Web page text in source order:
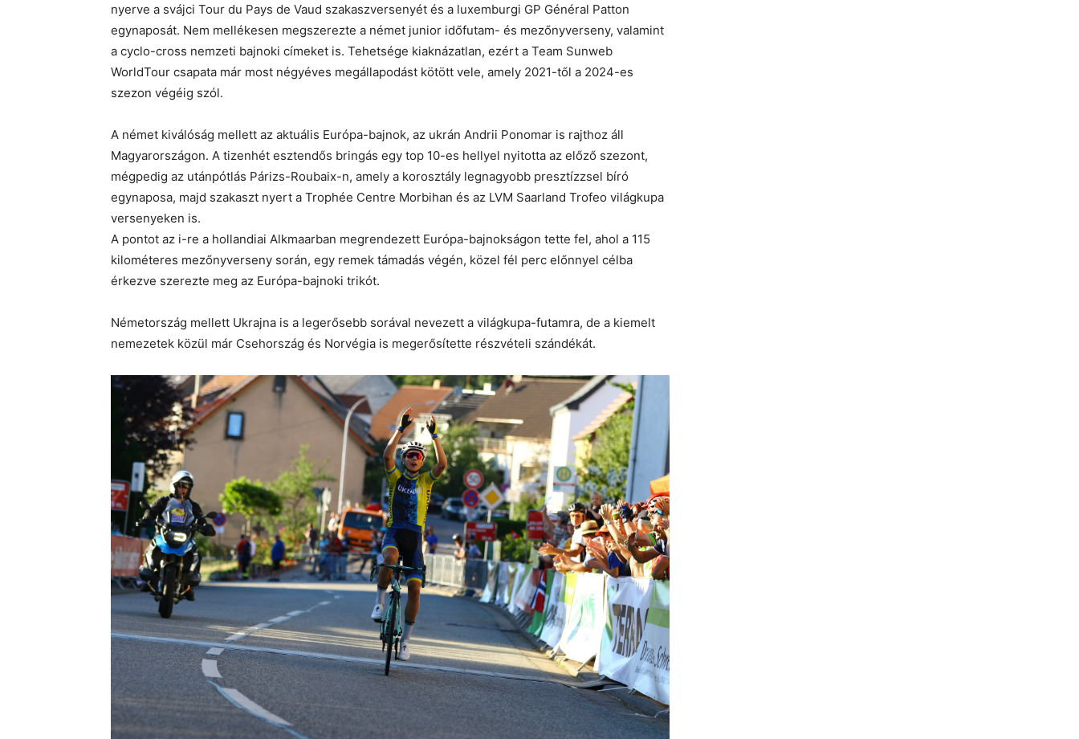
nyerve a svájci Tour du Pays de Vaud szakaszversenyét és a luxemburgi GP Général Patton
egynaposát. Nem mellékesen megszerezte a német junior időfutam- és mezőnyverseny, valamint
a cyclo-cross nemzeti bajnoki címeket is. Tehetsége kiaknázatlan, ezért a Team Sunweb
WorldTour csapata már most négyéves megállapodást kötött vele, amely 2021-től a 2024-es
szezon végéig szól.
A német kiválóság mellett az aktuális Európa-bajnok, az ukrán Andrii Ponomar is rajthoz áll
Magyarországon. A tizenhét esztendős bringás egy top 10-es hellyel nyitotta az előző szezont,
mégpedig az utánpótlás Párizs-Roubaix-n, amely a korosztály legnagyobb presztízzsel bíró
egynaposa, majd szakaszt nyert a Trophée Centre Morbihan és az LVM Saarland Trofeo világkupa
versenyeken is.
A pontot az i-re a hollandiai Alkmaarban megrendezett Európa-bajnokságon tette fel, ahol a 115
kilométeres mezőnyverseny során, egy remek támadás végén, közel fél perc előnnyel célba
érkezve szerezte meg az Európa-bajnoki trikót.
Németország mellett Ukrajna is a legerősebb sorával nevezett a világkupa-futamra, de a kiemelt
nemezetek közül már Csehország és Norvégia is megerősítette részvételi szándékát.